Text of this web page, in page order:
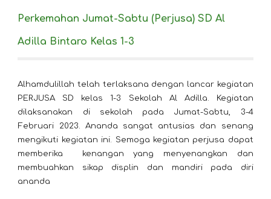
Perkemahan Jumat-Sabtu (Perjusa) SD Al
Adilla Bintaro Kelas 1-3
Alhamdulillah telah terlaksana dengan lancar kegiatan
PERJUSA SD kelas 1-3 Sekolah Al Adilla. Kegiatan
dilaksanakan di sekolah pada Jumat-Sabtu, 3-4
Februari 2023. Ananda sangat antusias dan senang
mengikuti kegiatan ini. Semoga kegiatan perjusa dapat
memberika kenangan yang menyenangkan dan
membuahkan sikap displin dan mandiri pada diri
ananda